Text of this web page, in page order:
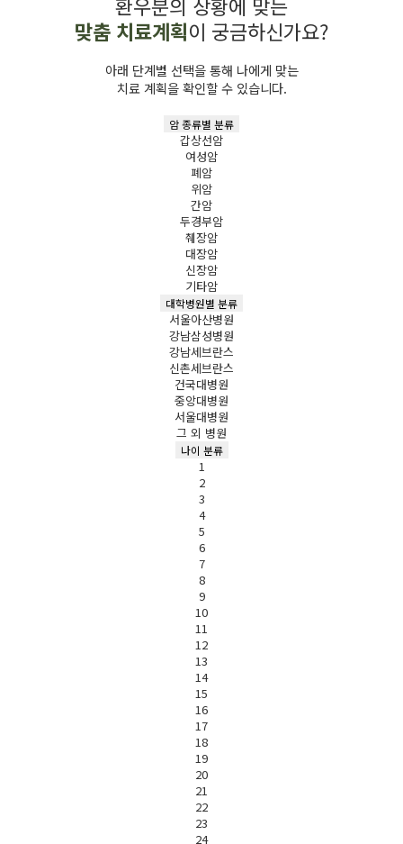
맞춤 치료계획이 궁금하신가요?
아래 단계별 선택을 통해 나에게 맞는
치료 계획을 확인할 수 있습니다.
암 종류별 분류
갑상선암
여성암
폐암
위암
간암
두경부암
췌장암
대장암
신장암
기타암
대학병원별 분류
서울아산병원
강남삼성병원
강남세브란스
신촌세브란스
건국대병원
중앙대병원
서울대병원
그 외 병원
나이 분류
1
2
3
4
5
6
7
8
9
10
11
12
13
14
15
16
17
18
19
20
21
22
23
24